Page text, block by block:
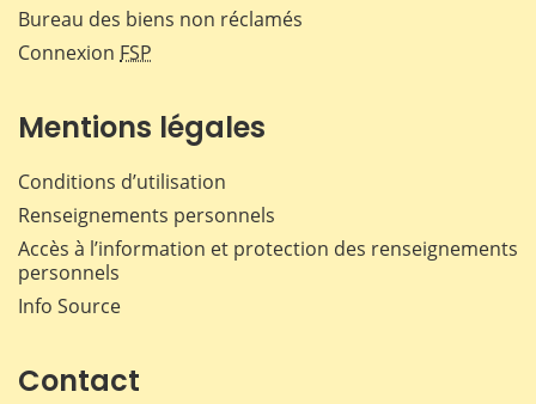
Bureau des biens non réclamés
Connexion FSP
Mentions légales
Conditions d’utilisation
Renseignements personnels
Accès à l’information et protection des renseignements
personnels
Info Source
Contact